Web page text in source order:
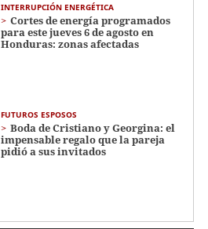
INTERRUPCIÓN ENERGÉTICA
Cortes de energía programados
para este jueves 6 de agosto en
Honduras: zonas afectadas
FUTUROS ESPOSOS
Boda de Cristiano y Georgina: el
impensable regalo que la pareja
pidió a sus invitados